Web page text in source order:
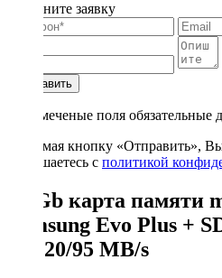
Заполните заявку
Отправить
* - отмеченые поля обязательные
Нажимая кнопку «Отправить»,
соглашаетесь с политикой
32 Gb карта памяти
Samsung Evo Plus +
U1, 20/95 MB/s